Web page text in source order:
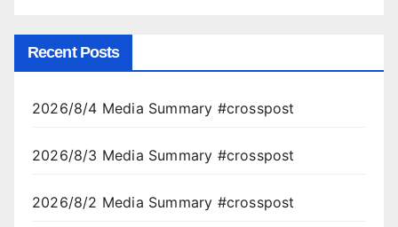
Recent Posts
2026/8/4 Media Summary #crosspost
2026/8/3 Media Summary #crosspost
2026/8/2 Media Summary #crosspost